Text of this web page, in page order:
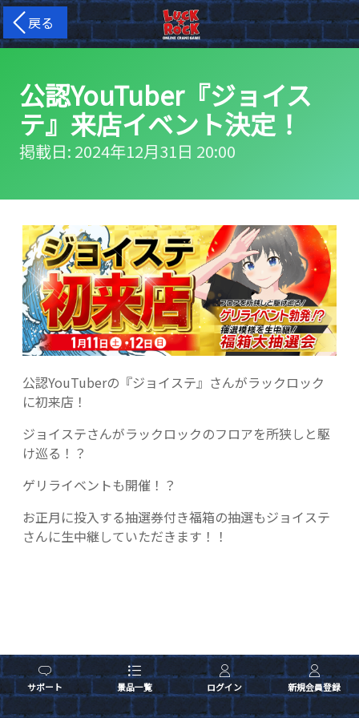
戻る
サポート 景品一覧 ログイン 新規会員登録
公認YouTuber『ジョイス
テ』来店イベント決定！
掲載日: 2024年12月31日 20:00
公認YouTuberの『ジョイステ』さんがラックロック
に初来店！
ジョイステさんがラックロックのフロアを所狭しと駆
け巡る！？
ゲリライベントも開催！？
お正月に投入する抽選券付き福箱の抽選もジョイステ
さんに生中継していただきます！！